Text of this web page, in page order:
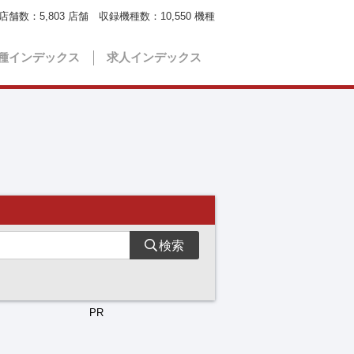
インデックス 求人インデックス
舗数： 5,803 店舗 収録機種数： 10,550 機種
検索
PR